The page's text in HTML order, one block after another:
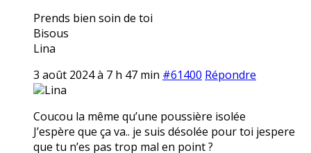
Prends bien soin de toi
Bisous
Lina
3 août 2024 à 7 h 47 min #61400 Répondre
Lina
Coucou la même qu’une poussière isolée
J’espère que ça va.. je suis désolée pour toi jespere
que tu n’es pas trop mal en point ?